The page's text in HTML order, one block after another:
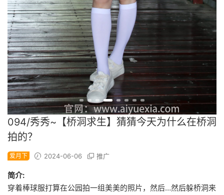
094/秀秀~【桥洞求生】猜猜今天为什么在桥洞
拍的？
爱月下 2024-06-06 推广
简介:
穿着棒球服打算在公园拍一组美美的照片，然后…然后躲桥洞来